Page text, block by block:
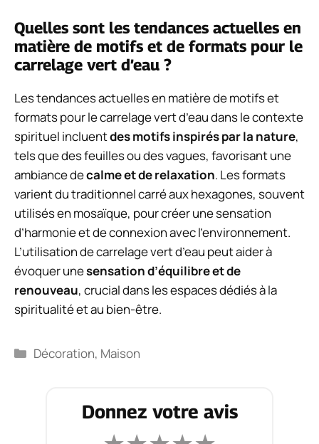
Quelles sont les tendances actuelles en
matière de motifs et de formats pour le
carrelage vert d’eau ?
Les tendances actuelles en matière de motifs et
formats pour le carrelage vert d’eau dans le contexte
spirituel incluentdes motifs inspirés par la nature,
tels que des feuilles ou des vagues, favorisant une
ambiance decalme et de relaxation. Les formats
varient du traditionnel carré aux hexagones, souvent
utilisés en mosaïque, pour créer une sensation
d’harmonie et de connexion avec l’environnement.
L’utilisation de carrelage vert d’eau peut aider à
évoquer unesensation d’équilibre et de
renouveau, crucial dans les espaces dédiés à la
spiritualité et au bien-être.
Catégories
Décoration, Maison
Donnez votre avis